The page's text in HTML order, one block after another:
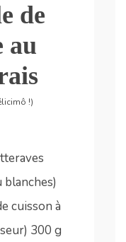
de
au
!)
blanches)
cuisson à
300 g